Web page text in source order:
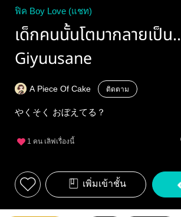
ฟิค Boy Love (แชท)
เด็กคนนั้นโตมากลายเป็น..
Giyuusane
A Piece Of Cake ติดตาม
やくそく おぼえてる？
1 คน เลิฟเรื่องนี้
เพิ่มเข้าชั้น